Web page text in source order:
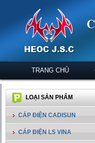
TRANG CHỦ
LOẠI SẢN PHẨM
CÁP ĐIỆN CADISUN
CÁP ĐIỆN LS VINA